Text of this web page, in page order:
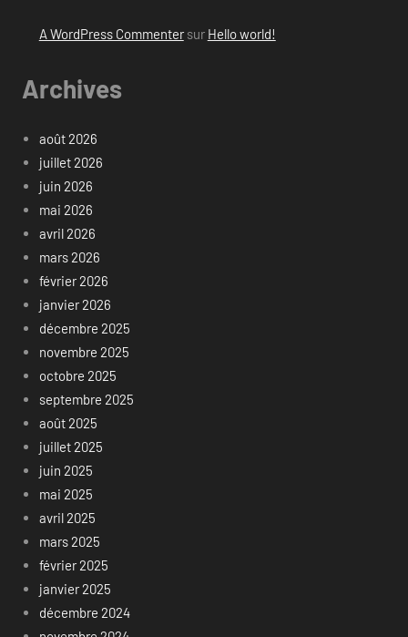
A WordPress Commentersur Hello world!
Archives
août 2026
juillet 2026
juin 2026
mai 2026
avril 2026
mars 2026
février 2026
janvier 2026
décembre 2025
novembre 2025
octobre 2025
septembre 2025
août 2025
juillet 2025
juin 2025
mai 2025
avril 2025
mars 2025
février 2025
janvier 2025
décembre 2024